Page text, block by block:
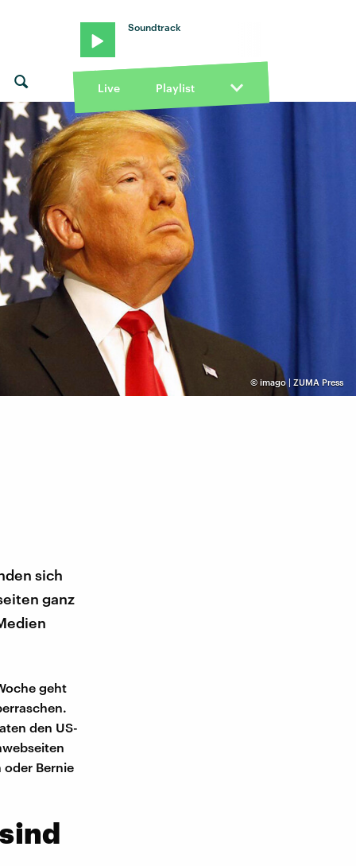
Soundtrack
Live Playlist
© imago | ZUMA Press
sich
ganz
geht
den US-
Bernie